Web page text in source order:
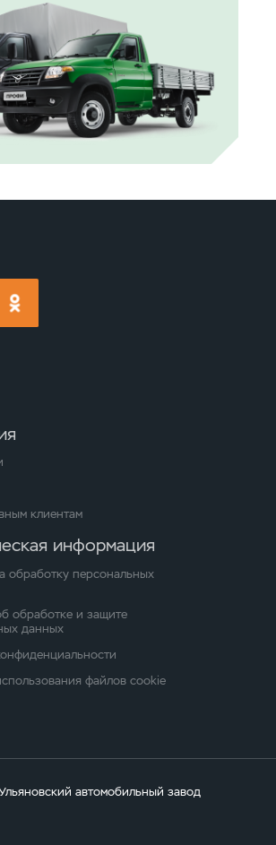
клиентам
информация
обработку персональных
обработке и защите
данных
файлов cookie
автомобильный завод